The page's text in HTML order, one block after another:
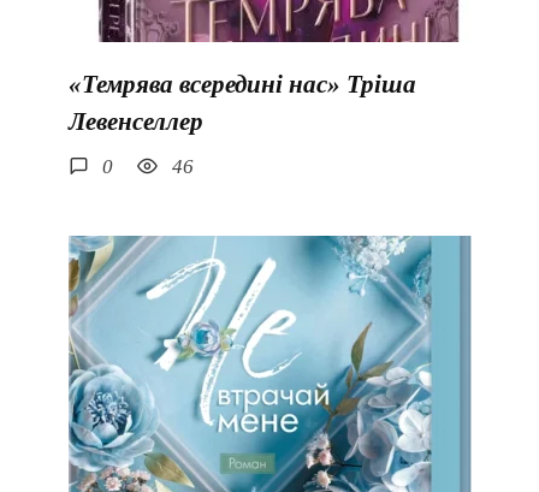
«Темрява всередині нас» Тріша
Левенселлер
0 46